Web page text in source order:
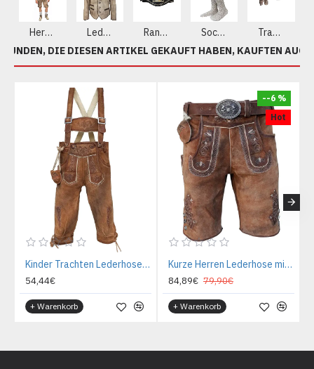
Herren Lederhosen aus echtem Leder Lederjacke Ranzen - Gürtel Socken
Trachten Sets
KUNDEN, DIE DIESEN ARTIKEL GEKAUFT HABEN, KAUFTEN AUCH
Kinder Trachten Lederhose, Kniebund mit Träger, Dino Kniebund
54,44€
+ Warenkorb
Hot
--6 %
Kurze Herren Lederhose mit Gürtel, Oldtimer
84,89€ 79,90€
+ Warenkorb